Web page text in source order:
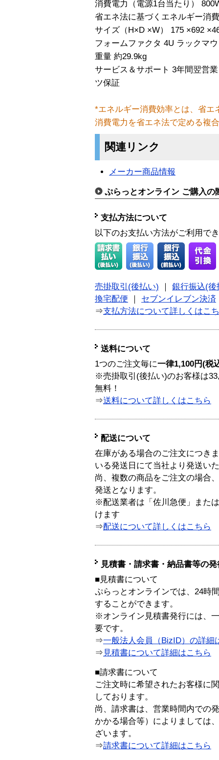
消費電力（電源1台当たり）
省エネ法に基づくエネルギー消
サイズ（H×D ×W） 175 ×692
フォームファクタ 4U ラックマ
重量 約29.9kg
サービス＆サポート 3年間翌営
ツ保証
*エネルギー消費効率とは、省エ
消費電力を省エネ法で定める複
関連リンク
メーカー商品情報
ぷらっとオンライン ご購入の
支払方法について
以下のお支払い方法がご利用で
売掛取引(後払い)
銀行振込(後
換宅配便
セブンイレブン決済
⇒支払方法について詳しくはこ
送料について
1つのご注文毎に一律1,100円(税
※売掛取引(後払い)のお客様は
無料！
⇒送料について詳しくはこちら
配送について
在庫がある場合のご注文につき
いる発送日にて当社より発送い
尚、複数の商品をご注文の場合
発送となります。
※配送業者は「佐川急便」また
けます
⇒配送について詳しくはこちら
見積書・請求書・納品書等の
■見積書について
ぷらっとオンラインでは、24時
することができます。
※オンライン見積書発行には、
要です。
⇒一般法人会員（BizID）の詳細
⇒ 見積書について詳細はこちら
■請求書について
ご注文時に希望されたお客様に
しております。
尚、請求書は、営業時間内での
かかる場合等）によりましては
ざいます。
⇒請求書について詳細はこちら